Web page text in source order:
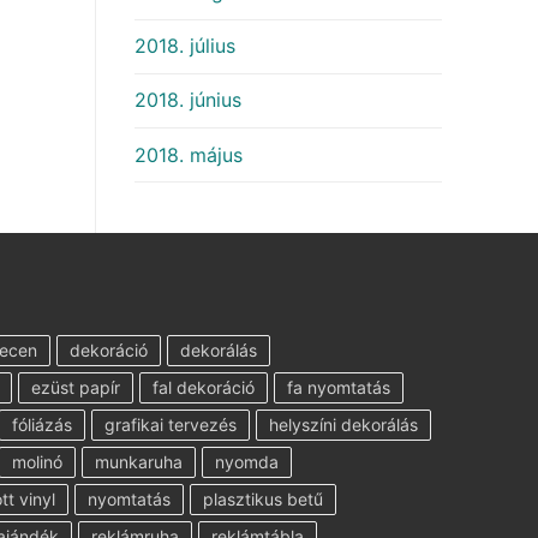
2018. július
2018. június
2018. május
dekoráció
dekorálás
ezüst papír
fal dekoráció
fa nyomtatás
fóliázás
grafikai tervezés
helyszíni dekorálás
molinó
munkaruha
nyomda
vinyl
nyomtatás
plasztikus betű